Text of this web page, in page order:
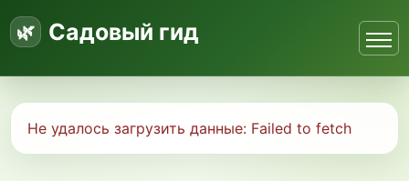
Садовый гид
Не удалось загрузить данные: Failed to fetch